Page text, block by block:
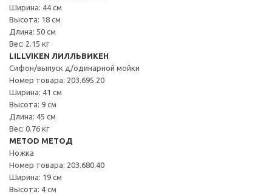
Ширина: 44 см
Высота: 18 см
Длина: 50 см
Вес: 2.15 кг
LILLVIKEN ЛИЛЛЬВИКЕН
Сифон/выпуск д/одинарной мойки
Номер товара: 203.695.20
Ширина: 41 см
Высота: 9 см
Длина: 45 см
Вес: 0.76 кг
METOD МЕТОД
Ножка
Номер товара: 203.680.40
Ширина: 19 см
Высота: 4 см